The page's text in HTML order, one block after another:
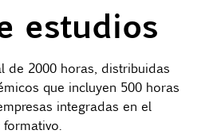
estudios
de 2000 horas, distribuidas
que incluyen 500 horas
integradas en el